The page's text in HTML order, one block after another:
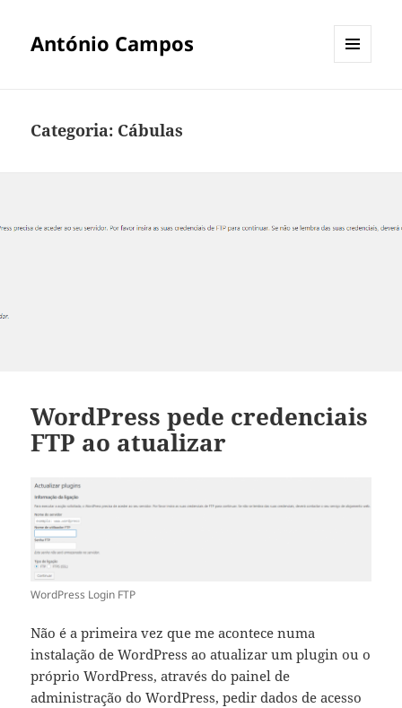
António Campos
Categoria: Cábulas
WordPress pede credenciais
FTP ao atualizar
WordPress Login FTP
Não é a primeira vez que me acontece numa
instalação de WordPress ao atualizar um plugin ou o
próprio WordPress, através do painel de
administração do WordPress, pedir dados de acesso